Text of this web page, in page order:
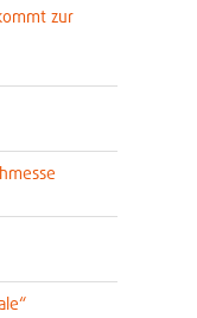
zur